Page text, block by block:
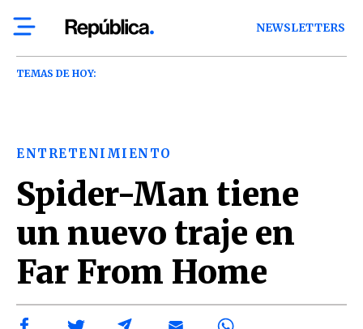
NEWSLETTERS
TEMAS DE HOY:
ENTRETENIMIENTO
Spider-Man tiene
un nuevo traje en
Far From Home